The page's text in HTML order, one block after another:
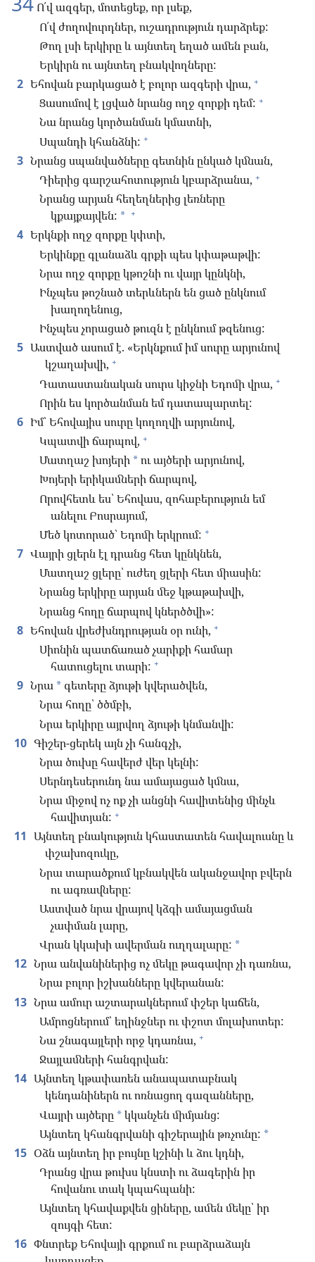
Ո՛վ ազգեր, մոտեցեք, որ լսեք,
Ո՛վ ժողովուրդներ, ուշադրություն դարձրեք:
Թող լսի երկիրը և այնտեղ եղած ամեն բան,
Երկիրն ու այնտեղ բնակվողները:
2 Եհովան բարկացած է բոլոր ազգերի վրա, +
Ցասումով է լցված նրանց ողջ զորքի դեմ: +
Նա նրանց կործանման կմատնի,
Սպանդի կհանձնի: +
3 Նրանց սպանվածները գետնին ընկած կմնան,
Դիերից գարշահոտություն կբարձրանա, +
Նրանց արյան հեղեղներից լեռները
կքայքայվեն: * +
4 Երկնքի ողջ զորքը կփտի,
Երկինքը գլանաձև գրքի պես կփաթաթվի:
Նրա ողջ զորքը կթոշնի ու վայր կընկնի,
Ինչպես թոշնած տերևներն են ցած ընկնում
խաղողենուց,
Ինչպես չորացած թուզն է ընկնում թզենուց:
5 Աստված ասում է. «Երկնքում իմ սուրը արյունով
կշաղախվի, +
Դատաստանական սուրս կիջնի Եդոմի վրա, +
Որին ես կործանման եմ դատապարտել:
6 Իմ՝ Եհովայիս սուրը կողողվի արյունով,
Կպատվի ճարպով, +
Մատղաշ խոյերի *ու այծերի արյունով,
Խոյերի երիկամների ճարպով,
Որովհետև ես՝ Եհովաս, զոհաբերություն եմ
անելու Բոսրայում,
Մեծ կոտորած՝ Եդոմի երկրում: +
7 Վայրի ցլերն էլ դրանց հետ կընկնեն,
Մատղաշ ցլերը՝ ուժեղ ցլերի հետ միասին:
Նրանց երկիրը արյան մեջ կթաթախվի,
Նրանց հողը ճարպով կներծծվի»:
8 Եհովան վրեժխնդրության օր ունի, +
Սիոնին պատճառած չարիքի համար
հատուցելու տարի: +
9 Նրա * գետերը ձյութի կվերածվեն,
Նրա հողը՝ ծծմբի,
Նրա երկիրը այրվող ձյութի կնմանվի:
10 Գիշեր-ցերեկ այն չի հանգչի,
Նրա ծուխը հավերժ վեր կելնի:
Սերնդեսերունդ նա ամայացած կմնա,
Նրա միջով ոչ ոք չի անցնի հավիտենից մինչև
հավիտյան: +
11 Այնտեղ բնակություն կհաստատեն հավալուսնը և
փշախոզուկը,
Նրա տարածքում կբնակվեն ականջավոր բվերն
ու ագռավները:
Աստված նրա վրայով կձգի ամայացման
չափման լարը,
Վրան կկախի ավերման ուղղալարը: *
12 Նրա անվանիներից ոչ մեկը թագավոր չի դառնա,
Նրա բոլոր իշխանները կվերանան:
13 Նրա ամուր աշտարակներում փշեր կաճեն,
Ամրոցներում՝ եղինջներ ու փշոտ մոլախոտեր:
Նա շնագայլերի որջ կդառնա, +
Ջայլամների հանգրվան:
14 Այնտեղ կթափառեն անապատաբնակ
կենդանիներն ու ոռնացող գազանները,
Վայրի այծերը *կկանչեն միմյանց:
Այնտեղ կհանգրվանի գիշերային թռչունը: *
15 Օձն այնտեղ իր բույնը կշինի և ձու կդնի,
Դրանց վրա թուխս կնստի ու ձագերին իր
հովանու տակ կպահպանի:
Այնտեղ կհավաքվեն ցիները, ամեն մեկը՝ իր
զույգի հետ:
16 Փնտրեք Եհովայի գրքում ու բարձրաձայն